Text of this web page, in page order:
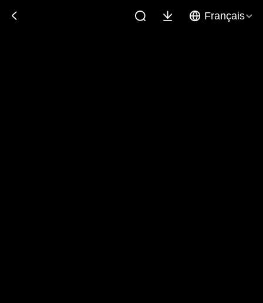
Français